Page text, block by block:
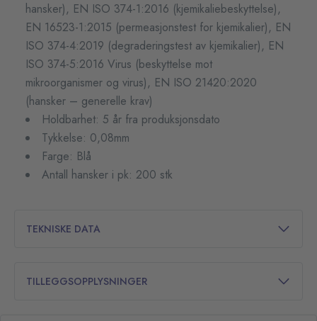
hansker), EN ISO 374-1:2016 (kjemikaliebeskyttelse),
EN 16523-1:2015 (permeasjonstest for kjemikalier), EN
ISO 374-4:2019 (degraderingstest av kjemikalier), EN
ISO 374-5:2016 Virus (beskyttelse mot
mikroorganismer og virus), EN ISO 21420:2020
(hansker – generelle krav)
Holdbarhet: 5 år fra produksjonsdato
Tykkelse: 0,08mm
Farge: Blå
Antall hansker i pk: 200 stk
TEKNISKE DATA
TILLEGGSOPPLYSNINGER